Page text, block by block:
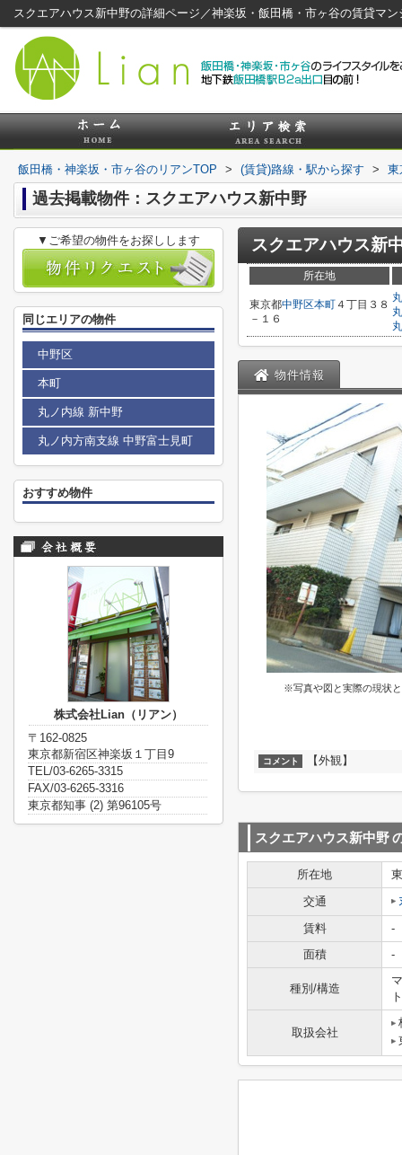
スクエアハウス新中野の詳細ページ／神楽坂・飯田橋・市ヶ谷の賃貸マ
飯田橋・神楽坂・市ヶ谷のリアンTOP > (賃貸)路線・駅から探す > 東
過去掲載物件：スクエアハウス新中野
スクエアハウス新
所在地
東京都中野区本町４丁目３８
－１６
物件情報
※写真や図と実際の現状
コメント 【外観】
スクエアハウス新中野
所在地
交通
賃料
-
面積
-
種別/構造
ト
取扱会社
▼ご希望の物件をお探しします
同じエリアの物件
中野区
本町
丸ノ内線 新中野
丸ノ内方南支線 中野富士見町
おすすめ物件
株式会社Lian（リアン）
〒162-0825
東京都新宿区神楽坂１丁目9
TEL/03-6265-3315
FAX/03-6265-3316
東京都知事 (2) 第96105号